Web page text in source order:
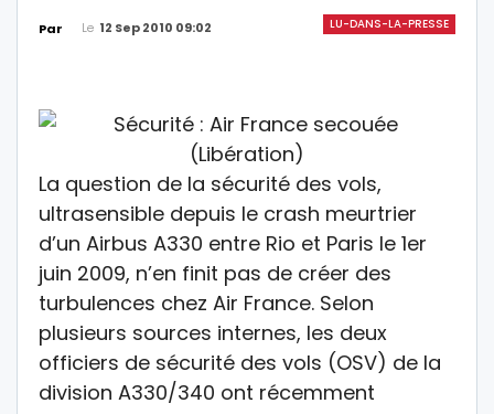
LU-DANS-LA-PRESSE
Par Le 12 Sep 2010 09:02
La question de la sécurité des vols,
ultrasensible depuis le crash meurtrier
d’un Airbus A330 entre Rio et Paris le 1er
juin 2009, n’en finit pas de créer des
turbulences chez Air France. Selon
plusieurs sources internes, les deux
officiers de sécurité des vols (OSV) de la
division A330/340 ont récemment